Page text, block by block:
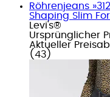
Röhrenjeans
Shaping Slim
Levi's®
Ursprünglicher
Aktueller Preisab
( 43 )